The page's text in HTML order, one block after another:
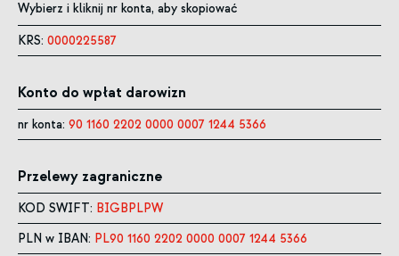
Wybierz i kliknij nr konta, aby skopiować
KRS: 0000225587
Konto do wpłat darowizn
nr konta: 90 1160 2202 0000 0007 1244 5366
Przelewy zagraniczne
KOD SWIFT: BIGBPLPW
PLN w IBAN: PL90 1160 2202 0000 0007 1244 5366